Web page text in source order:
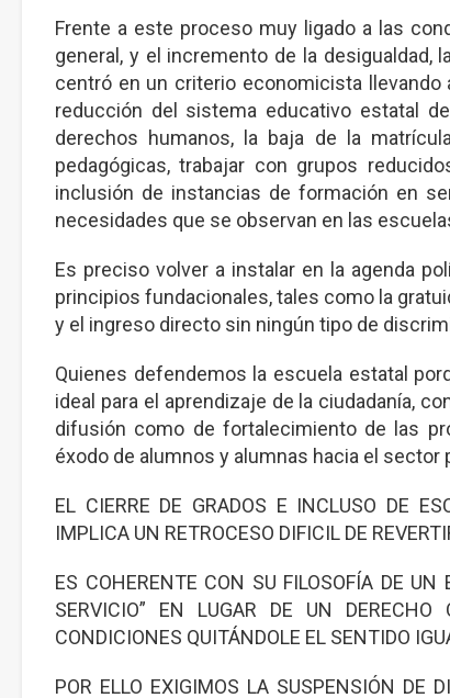
Frente a este proceso muy ligado a las
general, y el incremento de la
centró en un criterio economicista llevando
reducción del sistema educativo estatal
derechos humanos, la baja de la
pedagógicas, trabajar con grupos
inclusión de instancias de formación en
necesidades que se observan en las
Es preciso volver a instalar en la agenda
principios fundacionales, tales como la
y el ingreso directo sin ningún tipo de
Quienes defendemos la escuela estatal
ideal para el aprendizaje de la ciudadanía,
difusión como de fortalecimiento de las
éxodo de alumnos y alumnas hacia el sector
EL CIERRE DE GRADOS E INCLUSO DE
IMPLICA UN RETROCESO DIFICIL DE
ES COHERENTE CON SU FILOSOFÍA DE
SERVICIO” EN LUGAR DE UN
CONDICIONES QUITÁNDOLE EL SENTIDO
POR ELLO EXIGIMOS LA SUSPENSIÓN DE